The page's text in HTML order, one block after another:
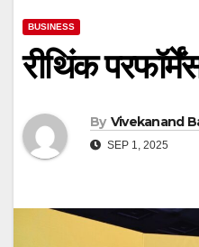
BUSINESS
रीथिंक
By Vivekanand
SEP 1, 2025